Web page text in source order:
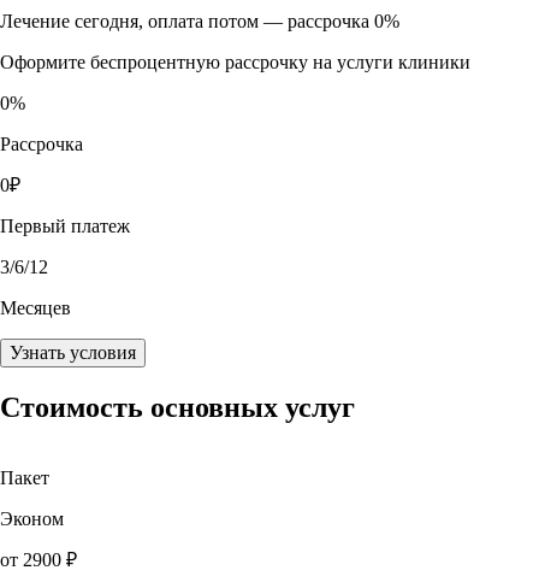
Лечение сегодня, оплата потом — рассрочка 0%
Оформите беспроцентную рассрочку на услуги клиники
0%
Рассрочка
0₽
Первый платеж
3/6/12
Месяцев
Узнать условия
Стоимость основных услуг
Пакет
Эконом
от 2900 ₽